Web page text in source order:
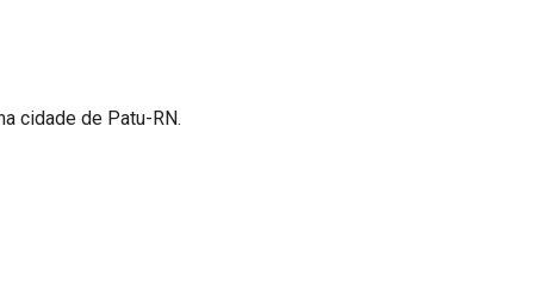
cidade de Patu-RN.